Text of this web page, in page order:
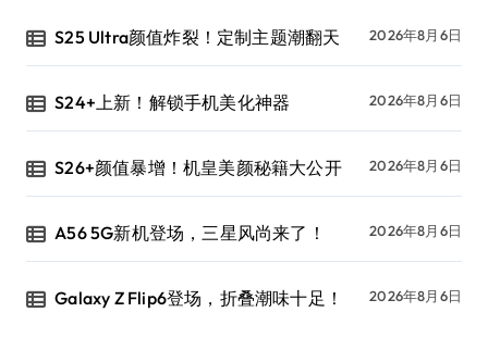
S25 Ultra颜值炸裂！定制主题潮翻天 2026年8月6日
S24+上新！解锁手机美化神器 2026年8月6日
S26+颜值暴增！机皇美颜秘籍大公开 2026年8月6日
A56 5G新机登场，三星风尚来了！ 2026年8月6日
Galaxy Z Flip6登场，折叠潮味十足！ 2026年8月6日